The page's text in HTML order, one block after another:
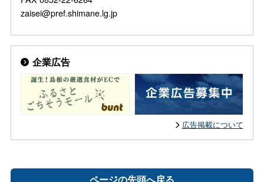
zaisei@pref.shimane.lg.jp
企業広告
広告掲載について